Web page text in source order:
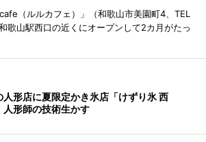
（ルルカフェ）」（和歌山市美園町4、TEL
歌山駅西口の近くにオープンして2カ月がたっ
人形店に夏限定かき氷店「けずり氷 西
形師の技術生かす